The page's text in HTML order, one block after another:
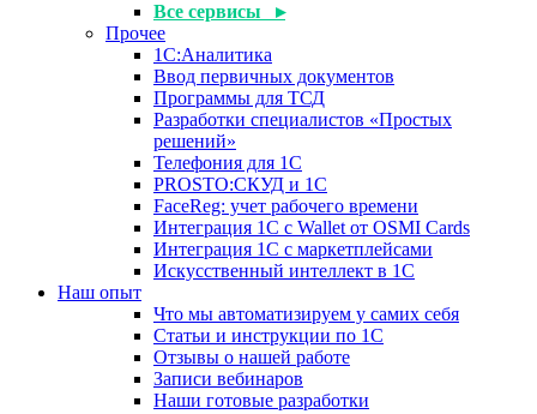
Все сервисы ▸
Прочее
1С:Аналитика
Ввод первичных документов
Программы для ТСД
Разработки специалистов «Простых
решений»
Телефония для 1С
PROSTO:СКУД и 1С
FaceReg: учет рабочего времени
Интеграция 1С с Wallet от OSMI Cards
Интеграция 1С с маркетплейсами
Искусственный интеллект в 1С
Наш опыт
Что мы автоматизируем у самих себя
Статьи и инструкции по 1С
Отзывы о нашей работе
Записи вебинаров
Наши готовые разработки